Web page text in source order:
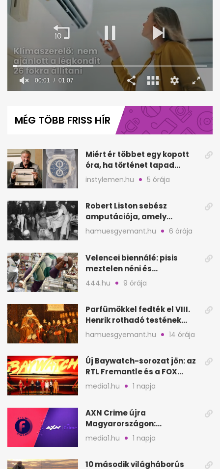
minute,
00:02 01:07
MÉG TÖBB FRISS HÍR
Miért ér többet egy kopott
óra, ha történet tapad
hozzá?
instylemen.hu 5 órája
Robert Liston sebész
amputációja, amely
állítólag három életet
követelt
hamuesgyemant.hu 6 órája
Velencei biennálé: pisis
meztelen néni és
kölcsönbabák, sirályok közt
444.hu 9 órája
Parfümökkel fedték el VIII.
Henrik rothadó testének
szagát
hamuesgyemant.hu 14 órája
Új Baywatch-sorozat jön: az
RTL Fremantle és a FOX
készíti
media1.hu 1 napja
AXN Crime újra
Magyarországon:
szeptembertől a Viasat Film
media1.hu 1 napja
10 második világháborús